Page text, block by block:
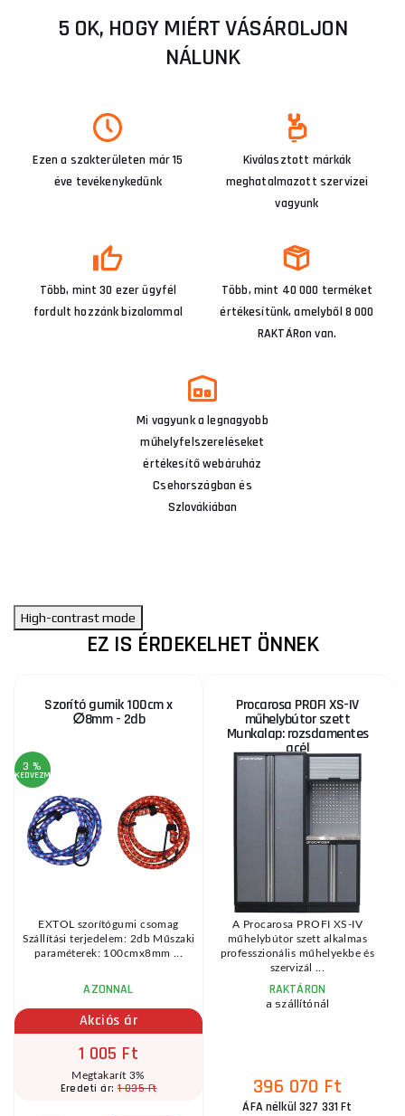
5 OK, HOGY MIÉRT VÁSÁROLJON
NÁLUNK
Ezen a szakterületen már 15
éve tevékenykedünk
Kiválasztott márkák
meghatalmazott szervizei
vagyunk
Több, mint 30 ezer ügyfél
fordult hozzánk bizalommal
Több, mint 40 000 terméket
értékesítünk, amelyből 8 000
RAKTÁRon van.
Mi vagyunk a legnagyobb
műhelyfelszereléseket
értékesítő webáruház
Csehországban és
Szlovákiában
High-contrast mode
EZ IS ÉRDEKELHET ÖNNEK
Szorító gumik 100cm x
∅8mm - 2db
3 %
KEDVEZMÉNY
EXTOL szorítógumi csomag
Szállítási terjedelem: 2db Műszaki
paraméterek: 100cmx8mm ...
AZONNAL
Akciós ár
1 005 Ft
Megtakarít 3%
Eredeti ár:1 035 Ft
Procarosa PROFI XS-IV
műhelybútor szett
Munkalap: rozsdamentes
acél
A Procarosa PROFI XS-IV
műhelybútor szett alkalmas
professzionális műhelyekbe és
szervizál ...
RAKTÁRON
a szállítónál
396 070 Ft
ÁFA nélkül 327 331 Ft